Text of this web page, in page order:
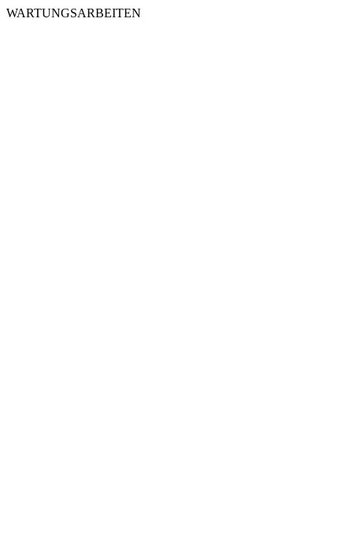
WARTUNGSARBEITEN